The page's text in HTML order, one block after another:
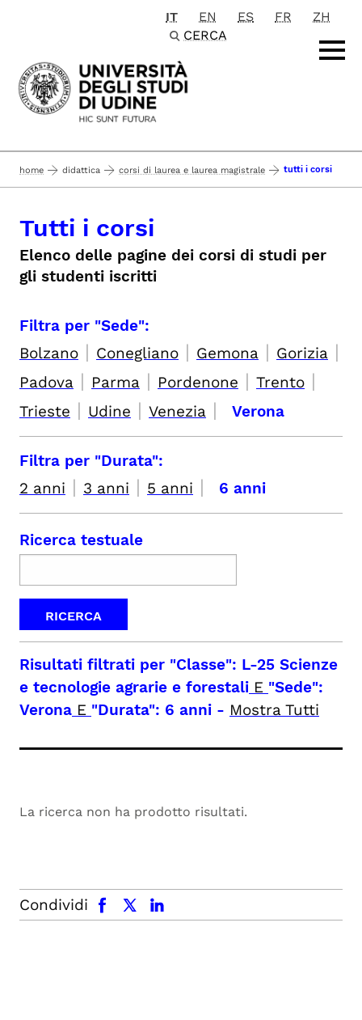
Passa al contenuto principale
IT EN ES FR
ZH
CERCA
home didattica corsi di laurea e laurea magistrale tutti i corsi
Tutti i corsi
Elenco delle pagine dei corsi di studi per
gli studenti iscritti
Filtra per "Sede":
Bolzano | Conegliano | Gemona | Gorizia |
Padova | Parma | Pordenone | Trento |
Trieste | Udine | Venezia | Verona
Filtra per "Durata":
2 anni | 3 anni | 5 anni | 6 anni
Ricerca testuale
Risultati filtrati per "Classe": L-25 Scienze
e tecnologie agrarie e forestali E "Sede":
Verona E "Durata": 6 anni - Mostra Tutti
La ricerca non ha prodotto risultati.
Condividi
facebook x.com linkedin